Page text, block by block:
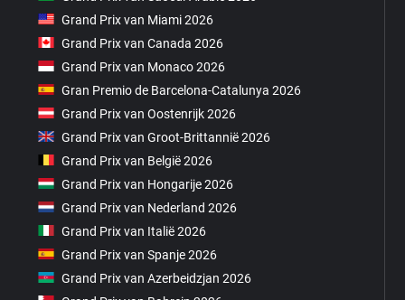
Grand Prix van Miami 2026
Grand Prix van Canada 2026
Grand Prix van Monaco 2026
Gran Premio de Barcelona-Catalunya 2026
Grand Prix van Oostenrijk 2026
Grand Prix van Groot-Brittannië 2026
Grand Prix van België 2026
Grand Prix van Hongarije 2026
Grand Prix van Nederland 2026
Grand Prix van Italië 2026
Grand Prix van Spanje 2026
Grand Prix van Azerbeidzjan 2026